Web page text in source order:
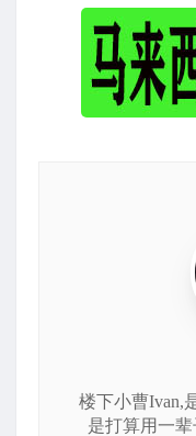
楼下小曹Ivan,
是打算用一